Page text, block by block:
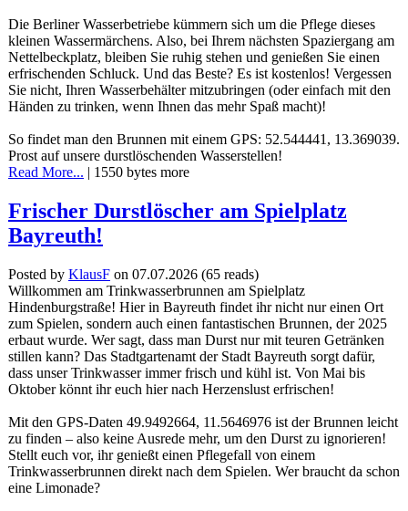
Die Berliner Wasserbetriebe kümmern sich um die Pflege dieses
kleinen Wassermärchens. Also, bei Ihrem nächsten Spaziergang am
Nettelbeckplatz, bleiben Sie ruhig stehen und genießen Sie einen
erfrischenden Schluck. Und das Beste? Es ist kostenlos! Vergessen
Sie nicht, Ihren Wasserbehälter mitzubringen (oder einfach mit den
Händen zu trinken, wenn Ihnen das mehr Spaß macht)!
So findet man den Brunnen mit einem GPS: 52.544441, 13.369039.
Prost auf unsere durstlöschenden Wasserstellen!
Read More... | 1550 bytes more
Frischer Durstlöscher am Spielplatz
Bayreuth!
Posted by KlausF on 07.07.2026 (65 reads)
Willkommen am Trinkwasserbrunnen am Spielplatz
Hindenburgstraße! Hier in Bayreuth findet ihr nicht nur einen Ort
zum Spielen, sondern auch einen fantastischen Brunnen, der 2025
erbaut wurde. Wer sagt, dass man Durst nur mit teuren Getränken
stillen kann? Das Stadtgartenamt der Stadt Bayreuth sorgt dafür,
dass unser Trinkwasser immer frisch und kühl ist. Von Mai bis
Oktober könnt ihr euch hier nach Herzenslust erfrischen!
Mit den GPS-Daten 49.9492664, 11.5646976 ist der Brunnen leicht
zu finden – also keine Ausrede mehr, um den Durst zu ignorieren!
Stellt euch vor, ihr genießt einen Pflegefall von einem
Trinkwasserbrunnen direkt nach dem Spielen. Wer braucht da schon
eine Limonade?